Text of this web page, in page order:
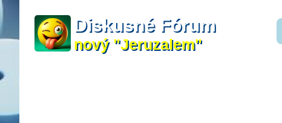
Diskusné Fórum
nový "Jeruzalem"